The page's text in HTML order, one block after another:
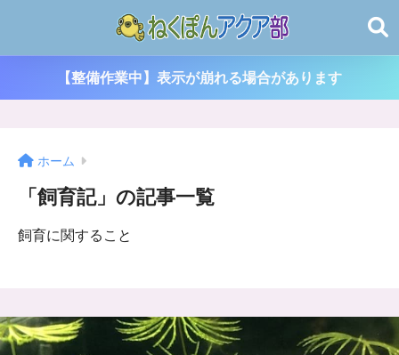
【整備作業中】表示が崩れる場合があります
ホーム
「飼育記」の記事一覧
飼育に関すること